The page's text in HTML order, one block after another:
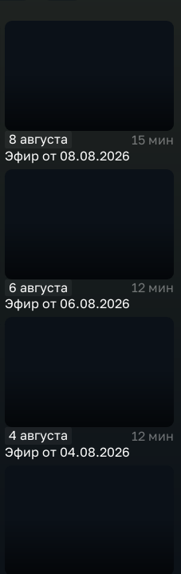
8 августа
15 мин
Эфир от 08.08.2026
6 августа
12 мин
Эфир от 06.08.2026
4 августа
12 мин
Эфир от 04.08.2026